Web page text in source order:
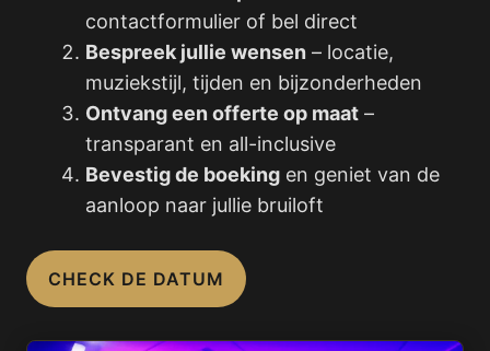
contactformulier of bel direct
Bespreek jullie wensen – locatie,
muziekstijl, tijden en bijzonderheden
Ontvang een offerte op maat –
transparant en all-inclusive
Bevestig de boeking en geniet van de
aanloop naar jullie bruiloft
CHECK DE DATUM